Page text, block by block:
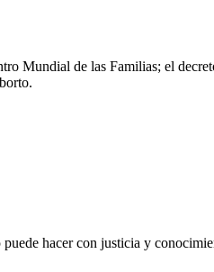
Mundial de las Familias; el
hacer con justicia y